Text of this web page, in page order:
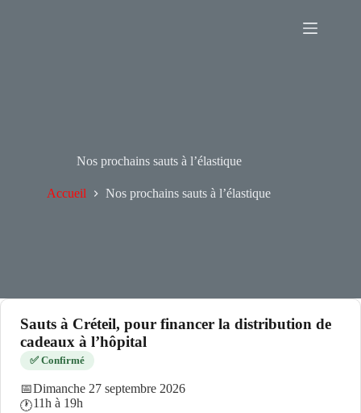
Nos prochains sauts à l’élastique
Accueil Nos prochains sauts à l’élastique
Sauts à Créteil, pour financer la distribution de
cadeaux à l’hôpital
✅ Confirmé
📅Dimanche 27 septembre 2026
🕐11h à 19h